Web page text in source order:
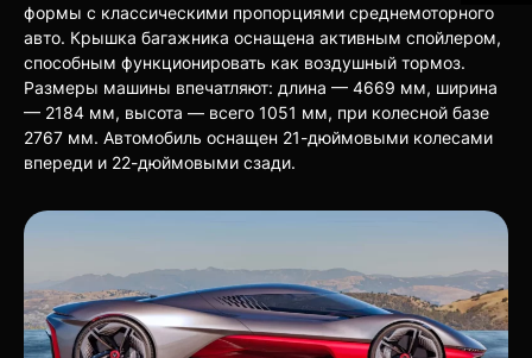
формы с классическими пропорциями среднемоторного
авто. Крышка багажника оснащена активным спойлером,
способным функционировать как воздушный тормоз.
Размеры машины впечатляют: длина — 4669 мм, ширина
— 2184 мм, высота — всего 1051 мм, при колесной базе
2767 мм. Автомобиль оснащен 21-дюймовыми колесами
впереди и 22-дюймовыми сзади.